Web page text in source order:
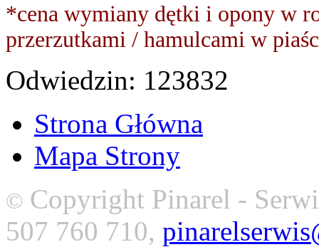
*cena wymiany dętki i opony w
przerzutkami / hamulcami w
Odwiedzin: 123832
Strona Główna
Mapa Strony
© Copyright Pinarel -
507 760 710,